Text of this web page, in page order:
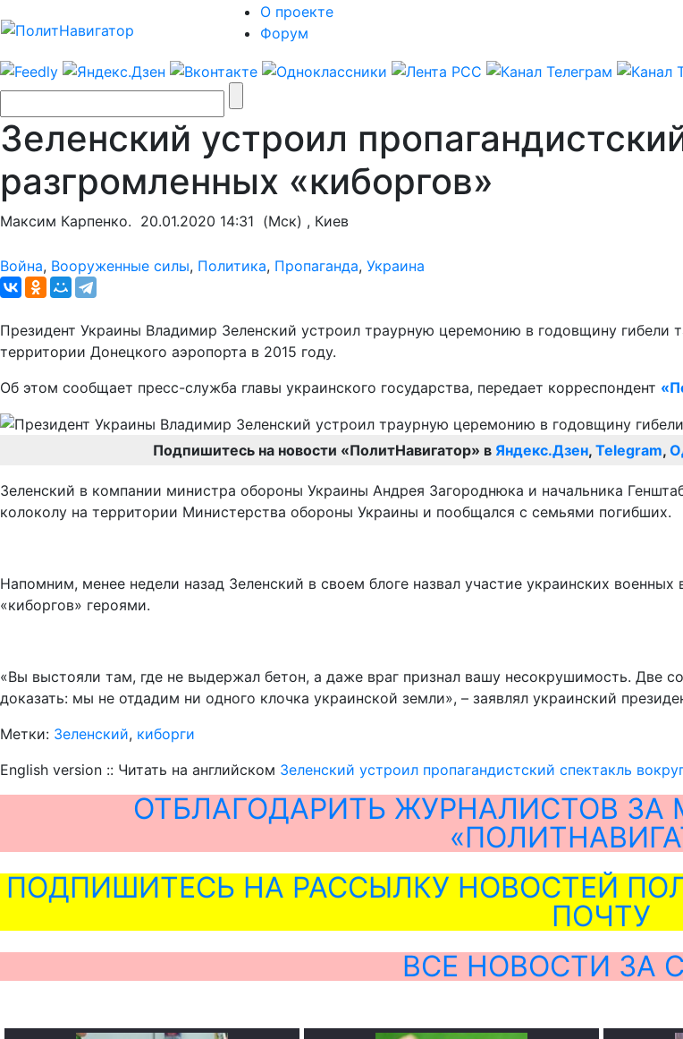
О проекте
Форум
Зеленский устроил
разгромленных «киборгов»
Максим Карпенко. 20.01.2020 14:31 (Мск) , Киев
Война, Вооруженные силы, Политика, Пропаганда, Украина
Президент Украины Владимир Зеленский устроил траурную церемонию в годовщину гибели
территории Донецкого аэропорта в 2015 году.
Об этом сообщает пресс-служба главы украинского государства, передает корреспондент
Подпишитесь на новости «ПолитНавигатор» в Яндекс.Дзен, Telegram,
Зеленский в компании министра обороны Украины Андрея Загороднюка и начальника
колоколу на территории Министерства обороны Украины и пообщался с семьями погибших.
Напомним, менее недели назад Зеленский в своем блоге назвал участие украинских
«киборгов» героями.
«Вы выстояли там, где не выдержал бетон, а даже враг признал вашу несокрушимость. Две
доказать: мы не отдадим ни одного клочка украинской земли», – заявлял украинский
Метки: Зеленский, киборги
English version :: Читать на английском Зеленский устроил пропагандистский спектакль
ОТБЛАГОДАРИТЬ ЖУРНАЛИСТОВ ЗА
ПОДПИШИТЕСЬ НА РАССЫЛКУ НОВОСТЕЙ
ПОЧТУ
ВСЕ НОВОСТИ ЗА